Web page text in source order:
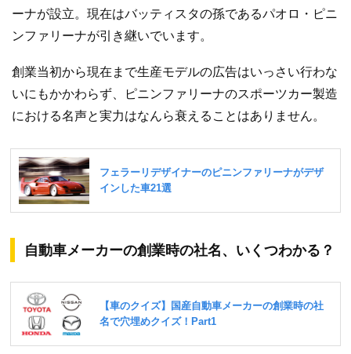
ーナが設立。現在はバッティスタの孫であるパオロ・ピニ
ンファリーナが引き継いでいます。
創業当初から現在まで生産モデルの広告はいっさい行わな
いにもかかわらず、ピニンファリーナのスポーツカー製造
における名声と実力はなんら衰えることはありません。
自動車メーカーの創業時の社名、いくつわかる？